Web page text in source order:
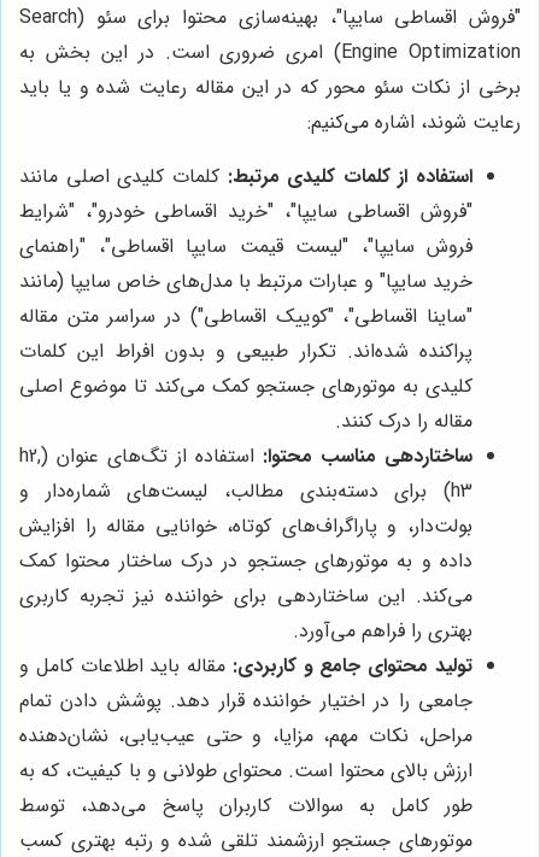
"فروش اقساطی سایپا"، بهینه‌سازی محتوا برای سئو (Search
Engine Optimization) امری ضروری است. در این بخش به
برخی از نکات سئو محور که در این مقاله رعایت شده و یا باید
رعایت شوند، اشاره می‌کنیم:
استفاده از کلمات کلیدی مرتبط: کلمات کلیدی اصلی مانند
"فروش اقساطی سایپا"، "خرید اقساطی خودرو"، "شرایط
فروش سایپا"، "لیست قیمت سایپا اقساطی"، "راهنمای
خرید سایپا" و عبارات مرتبط با مدل‌های خاص سایپا (مانند
"ساینا اقساطی"، "کوییک اقساطی") در سراسر متن مقاله
پراکنده شده‌اند. تکرار طبیعی و بدون افراط این کلمات
کلیدی به موتورهای جستجو کمک می‌کند تا موضوع اصلی
مقاله را درک کنند.
ساختاردهی مناسب محتوا:
استفاده از تگ‌های عنوان (h2,
h3) برای دسته‌بندی مطالب، لیست‌های شماره‌دار و
بولت‌دار، و پاراگراف‌های کوتاه، خوانایی مقاله را افزایش
داده و به موتورهای جستجو در درک ساختار محتوا کمک
می‌کند. این ساختاردهی برای خواننده نیز تجربه کاربری
بهتری را فراهم می‌آورد.
تولید محتوای جامع و کاربردی: مقاله باید اطلاعات کامل و
جامعی را در اختیار خواننده قرار دهد. پوشش دادن تمام
مراحل، نکات مهم، مزایا، و حتی عیب‌یابی، نشان‌دهنده
ارزش بالای محتوا است. محتوای طولانی و با کیفیت، که به
طور کامل به سوالات کاربران پاسخ می‌دهد، توسط
موتورهای جستجو ارزشمند تلقی شده و رتبه بهتری کسب